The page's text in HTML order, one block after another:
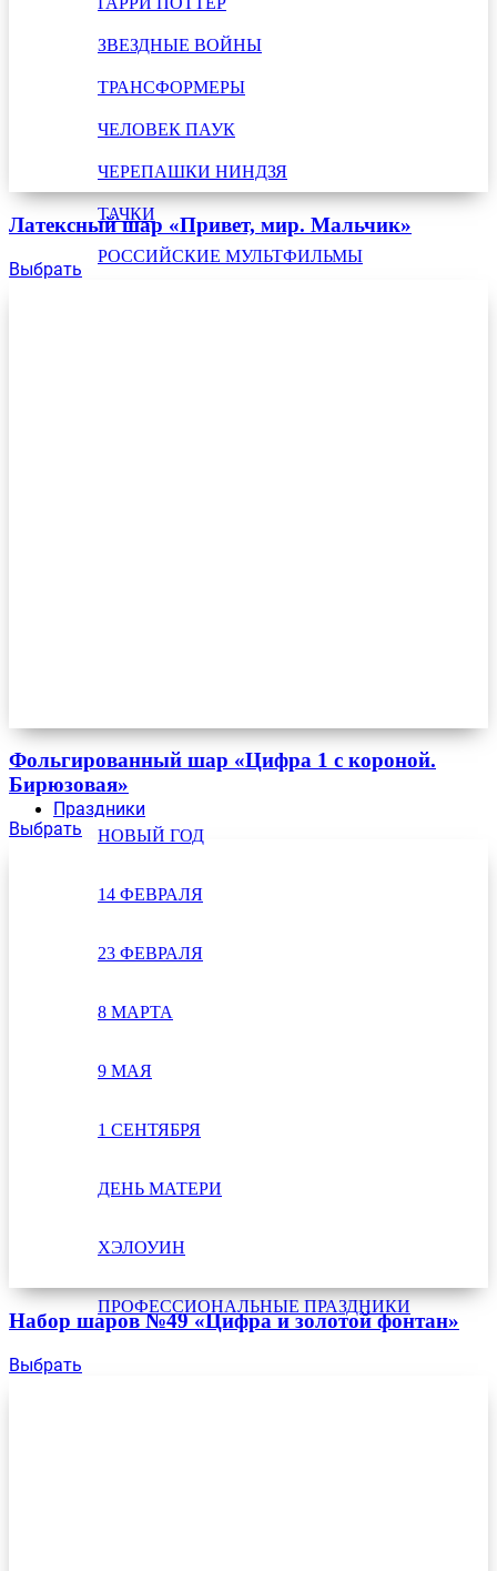
ЗВЕЗДНЫЕ ВОЙНЫ
ТРАНСФОРМЕРЫ
ЧЕЛОВЕК ПАУК
ЧЕРЕПАШКИ НИНДЗЯ
ТАЧКИ
РОССИЙСКИЕ МУЛЬТФИЛЬМЫ
Праздники
НОВЫЙ ГОД
14 ФЕВРАЛЯ
23 ФЕВРАЛЯ
8 МАРТА
9 МАЯ
1 СЕНТЯБРЯ
ДЕНЬ МАТЕРИ
ХЭЛОУИН
ПРОФЕССИОНАЛЬНЫЕ ПРАЗДНИКИ
Латексный шар «Привет, мир. Мальчик»
Выбрать
Фольгированный шар «Цифра 1 с короной.
Бирюзовая»
Выбрать
Набор шаров №49 «Цифра и золотой фонтан»
Выбрать